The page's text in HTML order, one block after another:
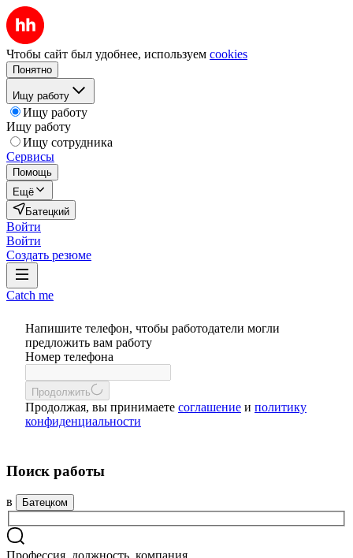
Чтобы сайт был удобнее, используем cookies
Понятно
Ищу работу
Ищу работу
Ищу работу
Ищу сотрудника
Сервисы
Помощь
Ещё
Батецкий
Войти
Войти
Создать резюме
Catch me
Напишите телефон, чтобы работодатели могли
предложить вам работу
Номер телефона
Продолжить
Продолжая, вы принимаете соглашение и политику
конфиденциальности
Поиск работы
в Батецком
Профессия, должность, компания